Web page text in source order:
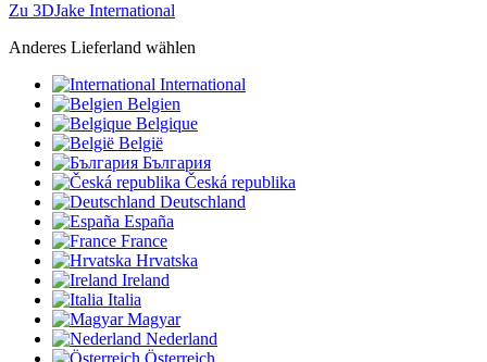
Zu 3DJake International
Anderes Lieferland wählen
International
Belgien
Belgique
België
България
Česká republika
Deutschland
España
France
Hrvatska
Ireland
Italia
Magyar
Nederland